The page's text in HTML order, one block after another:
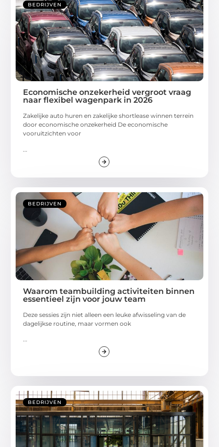
BEDRIJVEN
Economische onzekerheid vergroot vraag
naar flexibel wagenpark in 2026
Zakelijke auto huren en zakelijke shortlease winnen terrein
door economische onzekerheid De economische
vooruitzichten voor
BEDRIJVEN
Waarom teambuilding activiteiten binnen
essentieel zijn voor jouw team
Deze sessies zijn niet alleen een leuke afwisseling van de
dagelijkse routine, maar vormen ook
...
BEDRIJVEN